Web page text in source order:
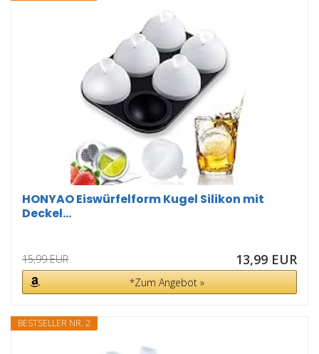
HONYAO Eiswürfelform Kugel Silikon mit
Deckel...
15,99 EUR 13,99 EUR
*Zum Angebot »
BESTSELLER NR. 2